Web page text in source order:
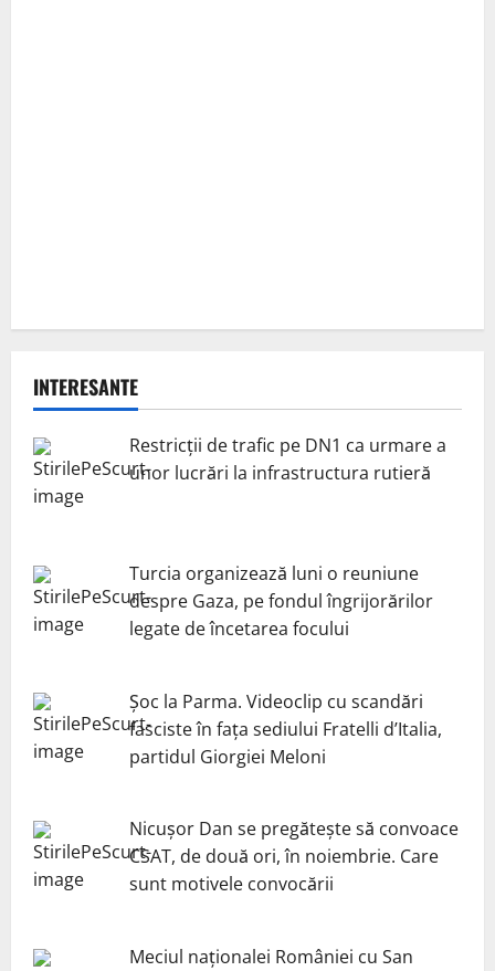
INTERESANTE
Restricții de trafic pe DN1 ca urmare a
unor lucrări la infrastructura rutieră
Turcia organizează luni o reuniune
despre Gaza, pe fondul îngrijorărilor
legate de încetarea focului
Șoc la Parma. Videoclip cu scandări
fasciste în fața sediului Fratelli d’Italia,
partidul Giorgiei Meloni
Nicuşor Dan se pregăteşte să convoace
CSAT, de două ori, în noiembrie. Care
sunt motivele convocării
Meciul naționalei României cu San